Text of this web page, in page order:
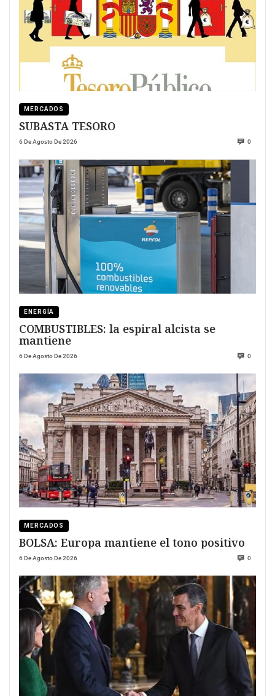
MERCADOS
SUBASTA TESORO
6 De Agosto De 2026 0
ENERGÍA
COMBUSTIBLES: la espiral alcista se
mantiene
6 De Agosto De 2026 0
MERCADOS
BOLSA: Europa mantiene el tono positivo
6 De Agosto De 2026 0